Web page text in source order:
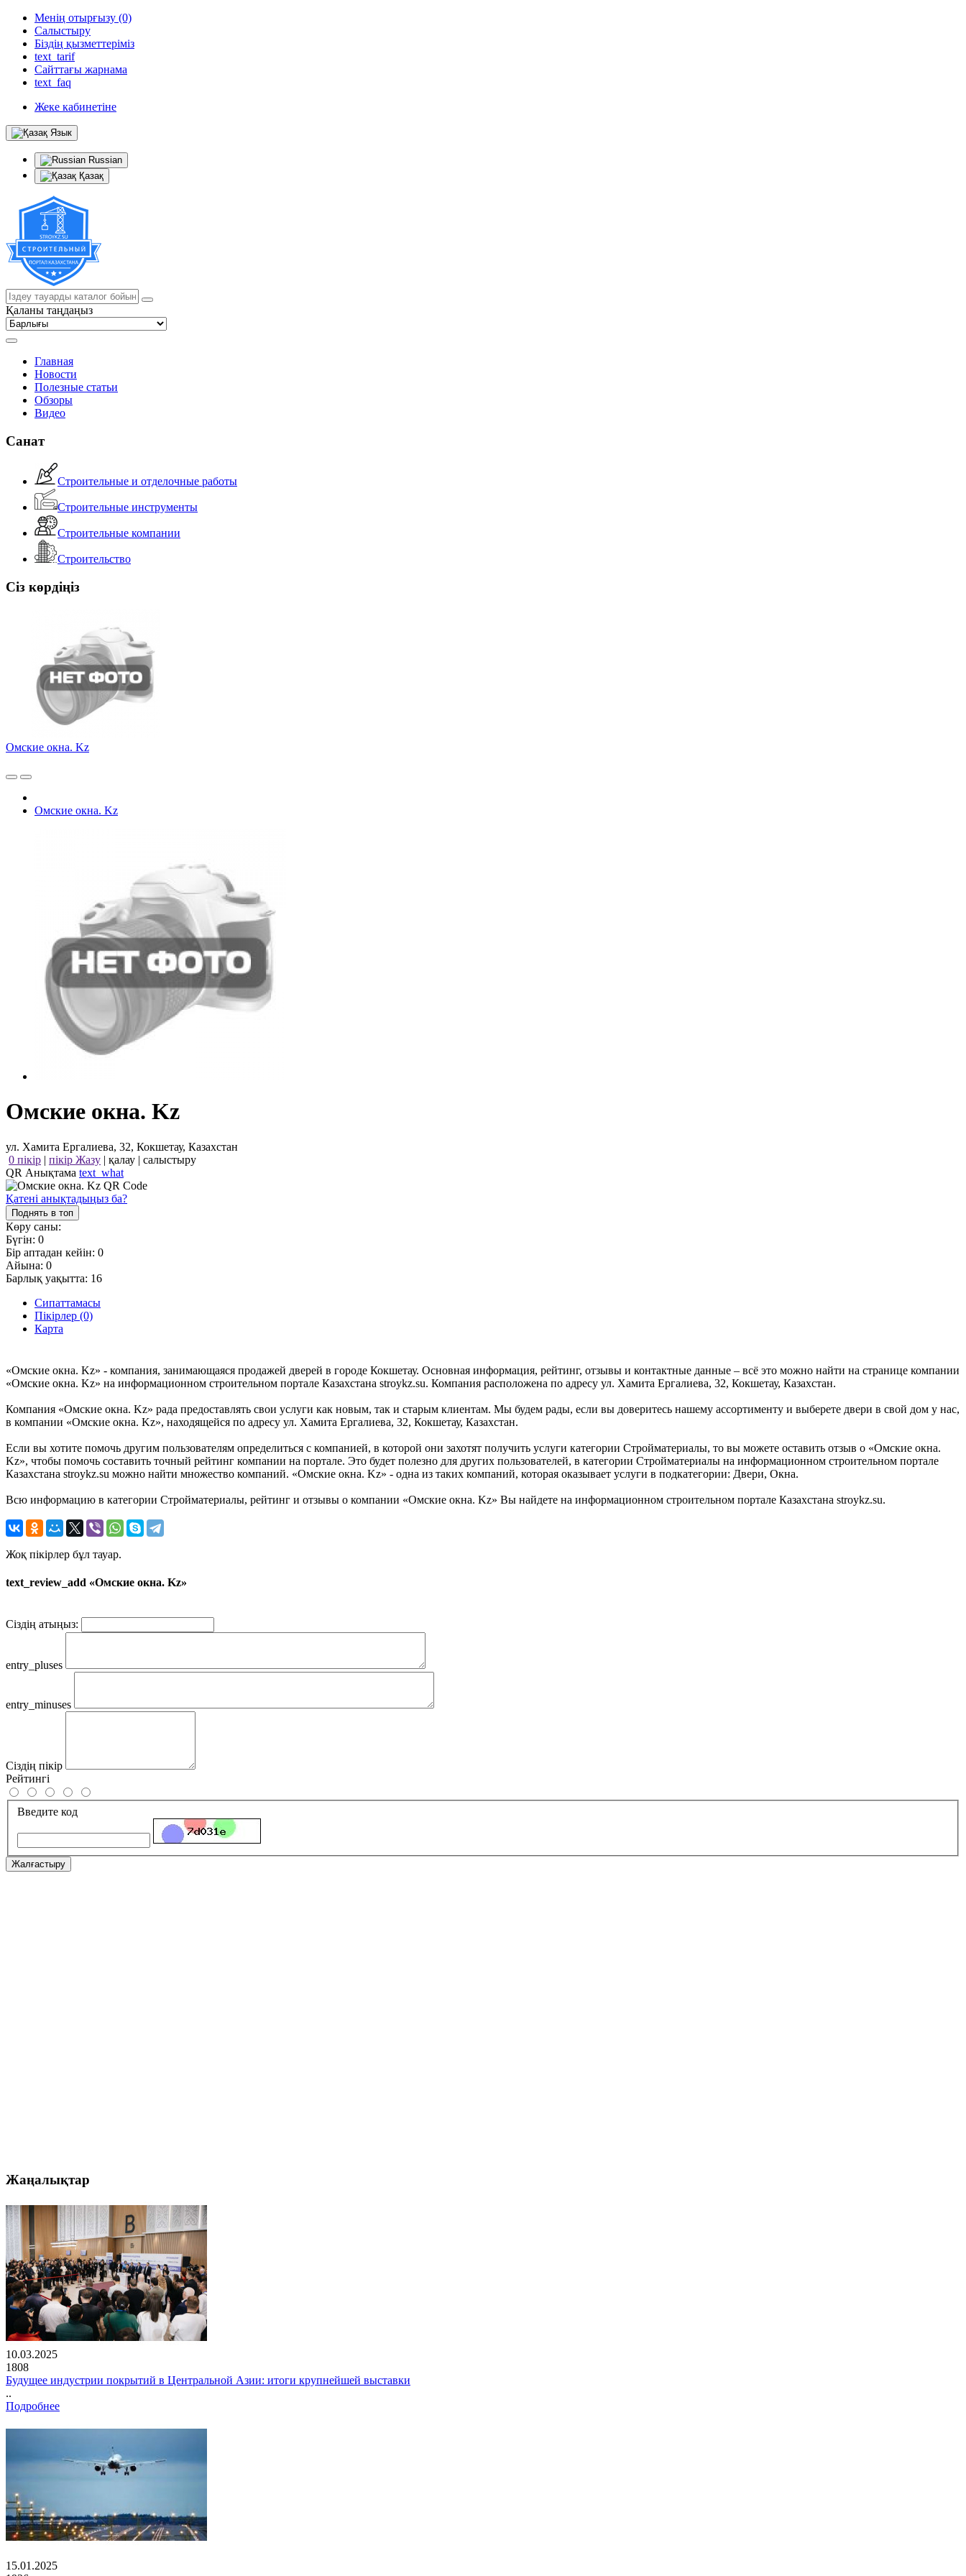
Менің отырғызу (0)
Салыстыру
Біздің қызметтеріміз
text_tarif
Сайттағы жарнама
text_faq
Жеке кабинетіне
Язык
Russian
Қазақ
Қаланы таңдаңыз
Главная
Новости
Полезные статьи
Обзоры
Видео
Санат
Строительные и отделочные работы
Строительные инструменты
Строительные компании
Строительство
Сіз көрдіңіз
Омские окна. Kz
Омские окна. Kz
Омские окна. Kz
ул. Хамита Ергалиева, 32, Кокшетау, Казахстан
0 пікір | пікір Жазу | қалау | салыстыру
QR Анықтама text_what
Қатені анықтадыңыз ба?
Поднять в топ
Көру саны:
Бүгін: 0
Бір аптадан кейін: 0
Айына: 0
Барлық уақытта: 16
Сипаттамасы
Пікірлер (0)
Карта
«Омские окна. Kz» - компания, занимающаяся продажей дверей в городе Кокшетау. Основная информация, рейтинг, отзывы и контактные данные – всё это можно найти на странице компании
«Омские окна. Kz» на информационном строительном портале Казахстана stroykz.su. Компания расположена по адресу ул. Хамита Ергалиева, 32, Кокшетау, Казахстан.
Компания «Омские окна. Kz» рада предоставлять свои услуги как новым, так и старым клиентам. Мы будем рады, если вы доверитесь нашему ассортименту и выберете двери в свой дом у нас,
в компании «Омские окна. Kz», находящейся по адресу ул. Хамита Ергалиева, 32, Кокшетау, Казахстан.
Если вы хотите помочь другим пользователям определиться с компанией, в которой они захотят получить услуги категории Стройматериалы, то вы можете оставить отзыв о «Омские окна.
Kz», чтобы помочь составить точный рейтинг компании на портале. Это будет полезно для других пользователей, в категории Стройматериалы на информационном строительном портале
Казахстана stroykz.su можно найти множество компаний. «Омские окна. Kz» - одна из таких компаний, которая оказывает услуги в подкатегории: Двери, Окна.
Всю информацию в категории Стройматериалы, рейтинг и отзывы о компании «Омские окна. Kz» Вы найдете на информационном строительном портале Казахстана stroykz.su.
Жоқ пікірлер бұл тауар.
text_review_add «Омские окна. Kz»
Сіздің атыңыз:
entry_pluses
entry_minuses
Сіздің пікір
Рейтингі
Введите код
Жалғастыру
Жаңалықтар
10.03.2025
1808
Будущее индустрии покрытий в Центральной Азии: итоги крупнейшей выставки
..
Подробнее
15.01.2025